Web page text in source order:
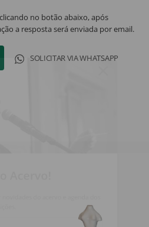
no botão abaixo, após
a resposta será enviada por email.
SOLICITAR VIA WHATSAPP